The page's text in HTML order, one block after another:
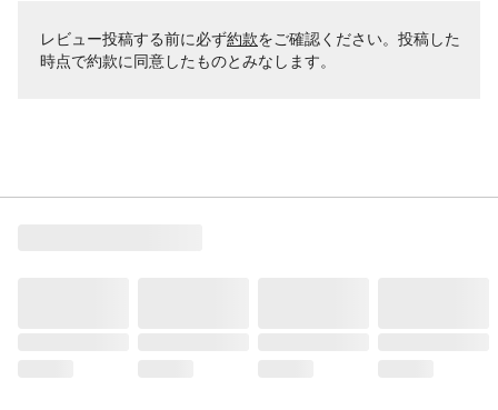
レビュー投稿する前に必ず約款をご確認ください。投稿した
時点で約款に同意したものとみなします。